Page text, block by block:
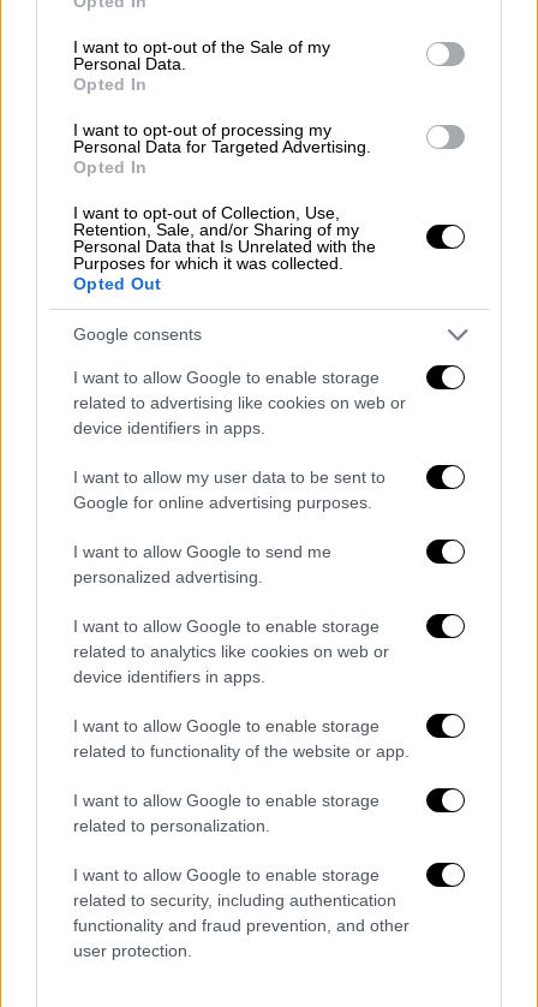
use your data for below specified purposes in below Google
consent section.
I want to opt-out of the Sale of my
Personal Data.
Opted In
I want to opt-out of processing my
Personal Data for Targeted Advertising.
Opted In
I want to opt-out of Collection, Use,
Retention, Sale, and/or Sharing of my
Personal Data that Is Unrelated with the
Purposes for which it was collected.
Opted Out
Google consents
I want to allow Google to enable storage
related to advertising like cookies on web or
device identifiers in apps.
I want to allow my user data to be sent to
Google for online advertising purposes.
I want to allow Google to send me
personalized advertising.
I want to allow Google to enable storage
related to analytics like cookies on web or
device identifiers in apps.
I want to allow Google to enable storage
related to functionality of the website or app.
I want to allow Google to enable storage
related to personalization.
I want to allow Google to enable storage
related to security, including authentication
functionality and fraud prevention, and other
user protection.
20' το 2-0 για την Ένωση. Ο Στρακόσα βρήκε
με πανέμορφη μακρινή μπαλιά τον
Γκαρσίαστην πλάτη της άμυνας των
φιλοξενούμενων. Ο άσος από το Τρινιντάντ
δεν τα κατάφερε σε πρώτο χρόνο, αλλά σε
δεύτερο νίκησε τον Μουνιόθ για να κάνει το
2-0 για την Ένωση.
Η ΑΕΚ δεν είχε διάθεση να κατεβάσει το
πόδι από το γκάζι και στο 31' έφθασε στο 3ο
γκολ με τον Μιγιάτ Γκατσίνοβιτς. Μετά από
γύρισμα του Ρότα, από τα δεξιά, ο Γιόνσον
πήρε την κόντρα και ο Σέρβος με ωραίο
μπάλα στα δίχτυα.
Με το 3-0 πλέον τα πάντα είχαν κριθεί στο
ματς και προφανώςστην υπόθεση-πρόκριση
με το σκορ να παραμένει ως έχει μέχρι την
ανάπαυλα του ημιχρόνου παρά τις καλές
στιγμές τον Ελίασον (45+1’) και
Λιούμπιτσιτς (45+2’).
την ίδια ενδεκάδα και με την Ίντερ Ντ'
Εσκάλδες να είναι αυτή που απείλησε πρώτη
με τον Στρακόσα στο 47' να λέει «όχι» σε τετ
α τετ με τον Λόπες. Το 3-0 παρέμενε με την
ΑΕΚ να φθάνει στο 53' και σε 4ο γκολ με τον
Μουκουντί, ο οποίος με κάτι σαν κεφαλιά